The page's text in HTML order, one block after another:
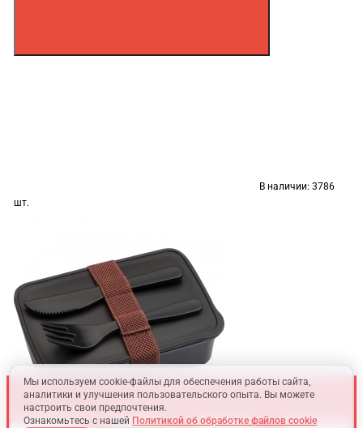
Мы используем cookie-файлы для обеспечения работы сайта,
аналитики и улучшения пользовательского опыта. Вы можете
настроить свои предпочтения.
Ознакомьтесь с нашей Политикой об обработке файлов cookie
В наличии: 3786
шт.